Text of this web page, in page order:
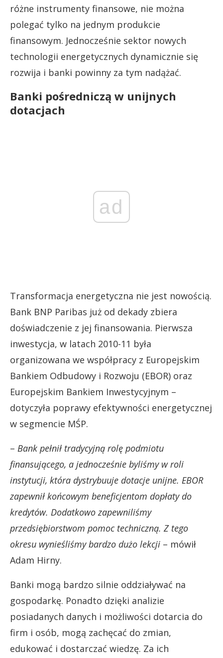
różne instrumenty finansowe, nie można
polegać tylko na jednym produkcie
finansowym. Jednocześnie sektor nowych
technologii energetycznych dynamicznie się
rozwija i banki powinny za tym nadążać.
Banki pośredniczą w unijnych
dotacjach
ad
Transformacja energetyczna nie jest nowością.
Bank BNP Paribas już od dekady zbiera
doświadczenie z jej finansowania. Pierwsza
inwestycja, w latach 2010-11 była
organizowana we współpracy z Europejskim
Bankiem Odbudowy i Rozwoju (EBOR) oraz
Europejskim Bankiem Inwestycyjnym –
dotyczyła poprawy efektywności energetycznej
w segmencie MŚP.
– Bank pełnił tradycyjną rolę podmiotu
finansującego, a jednocześnie byliśmy w roli
instytucji, która dystrybuuje dotacje unijne. EBOR
zapewnił końcowym beneficjentom dopłaty do
kredytów. Dodatkowo zapewniliśmy
przedsiębiorstwom pomoc techniczną. Z tego
okresu wynieśliśmy bardzo dużo lekcji – mówił
Adam Hirny.
Banki mogą bardzo silnie oddziaływać na
gospodarkę. Ponadto dzięki analizie
posiadanych danych i możliwości dotarcia do
firm i osób, mogą zachęcać do zmian,
edukować i dostarczać wiedzę. Za ich